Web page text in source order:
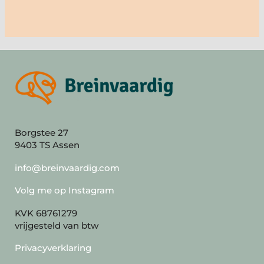
Borgstee 27
9403 TS Assen
info@breinvaardig.com
Volg me op Instagram
KVK 68761279
vrijgesteld van btw
Privacyverklaring